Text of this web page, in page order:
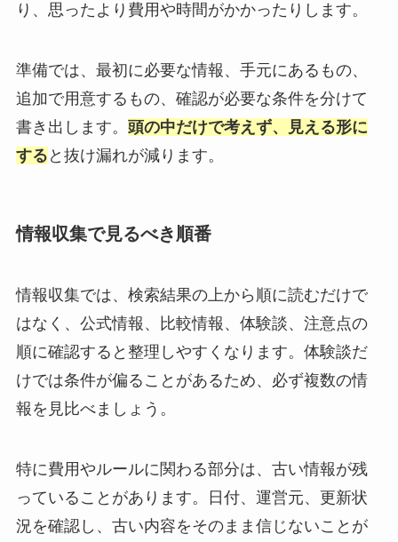
り、思ったより費用や時間がかかったりします。
準備では、最初に必要な情報、手元にあるもの、
追加で用意するもの、確認が必要な条件を分けて
書き出します。 頭の中だけで考えず、見える形に
する と抜け漏れが減ります。
情報収集で見るべき順番
情報収集では、検索結果の上から順に読むだけで
はなく、公式情報、比較情報、体験談、注意点の
順に確認すると整理しやすくなります。体験談だ
けでは条件が偏ることがあるため、必ず複数の情
報を見比べましょう。
特に費用やルールに関わる部分は、古い情報が残
っていることがあります。日付、運営元、更新状
況を確認し、古い内容をそのまま信じないことが